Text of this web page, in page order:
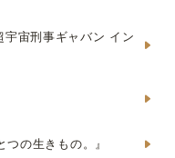
宙刑事ギャバン イン
つの生きもの。』